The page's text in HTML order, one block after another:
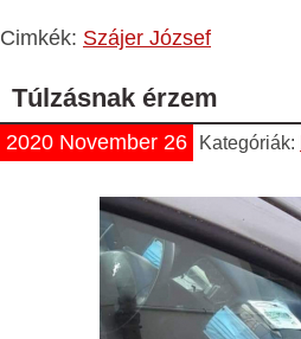
Cimkék: Szájer József
Túlzásnak érzem
2020 November 26 Kategóriák: